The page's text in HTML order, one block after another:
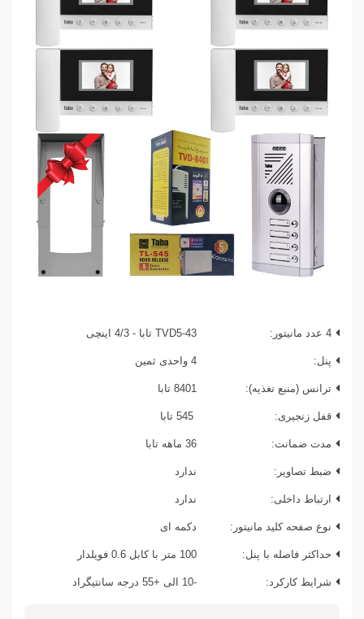
4 عدد مانیتور: TVD5-43 تابا - 4/3 اینچی
پنل: 4 واحدی ثمین
ترانس (منبع تغذیه): 8401 تابا
قفل زنجیری:
مدت ضمانت: 36 ماهه تابا
ضبط تصاویر: ندارد
ارتباط داخلی: ندارد
نوع صفحه کلید مانیتور: دکمه ای
حداکثر فاصله با پنل: 100 متر با کابل 0.6 فویلدار
شرایط کارکرد: -10 الی +55 درجه سانتیگراد